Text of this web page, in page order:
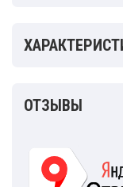
ОТЗЫВЫ